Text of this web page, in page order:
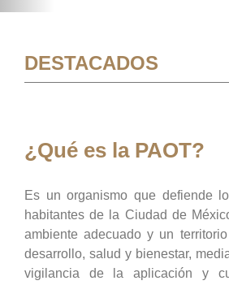
DESTACADOS
¿Qué es la PAOT?
Es un organismo que defiende
habitantes de la Ciudad de
ambiente adecuado y un
desarrollo, salud y bienestar,
vigilancia de la aplicación y